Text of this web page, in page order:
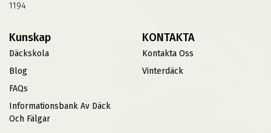
1194
Kunskap
Däckskola
Blog
FAQs
Informationsbank Av Däck
Och Fälgar
KONTAKTA
Kontakta Oss
Vinterdäck